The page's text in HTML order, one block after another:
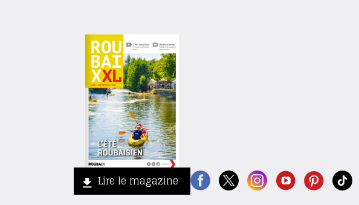
Lire le magazine